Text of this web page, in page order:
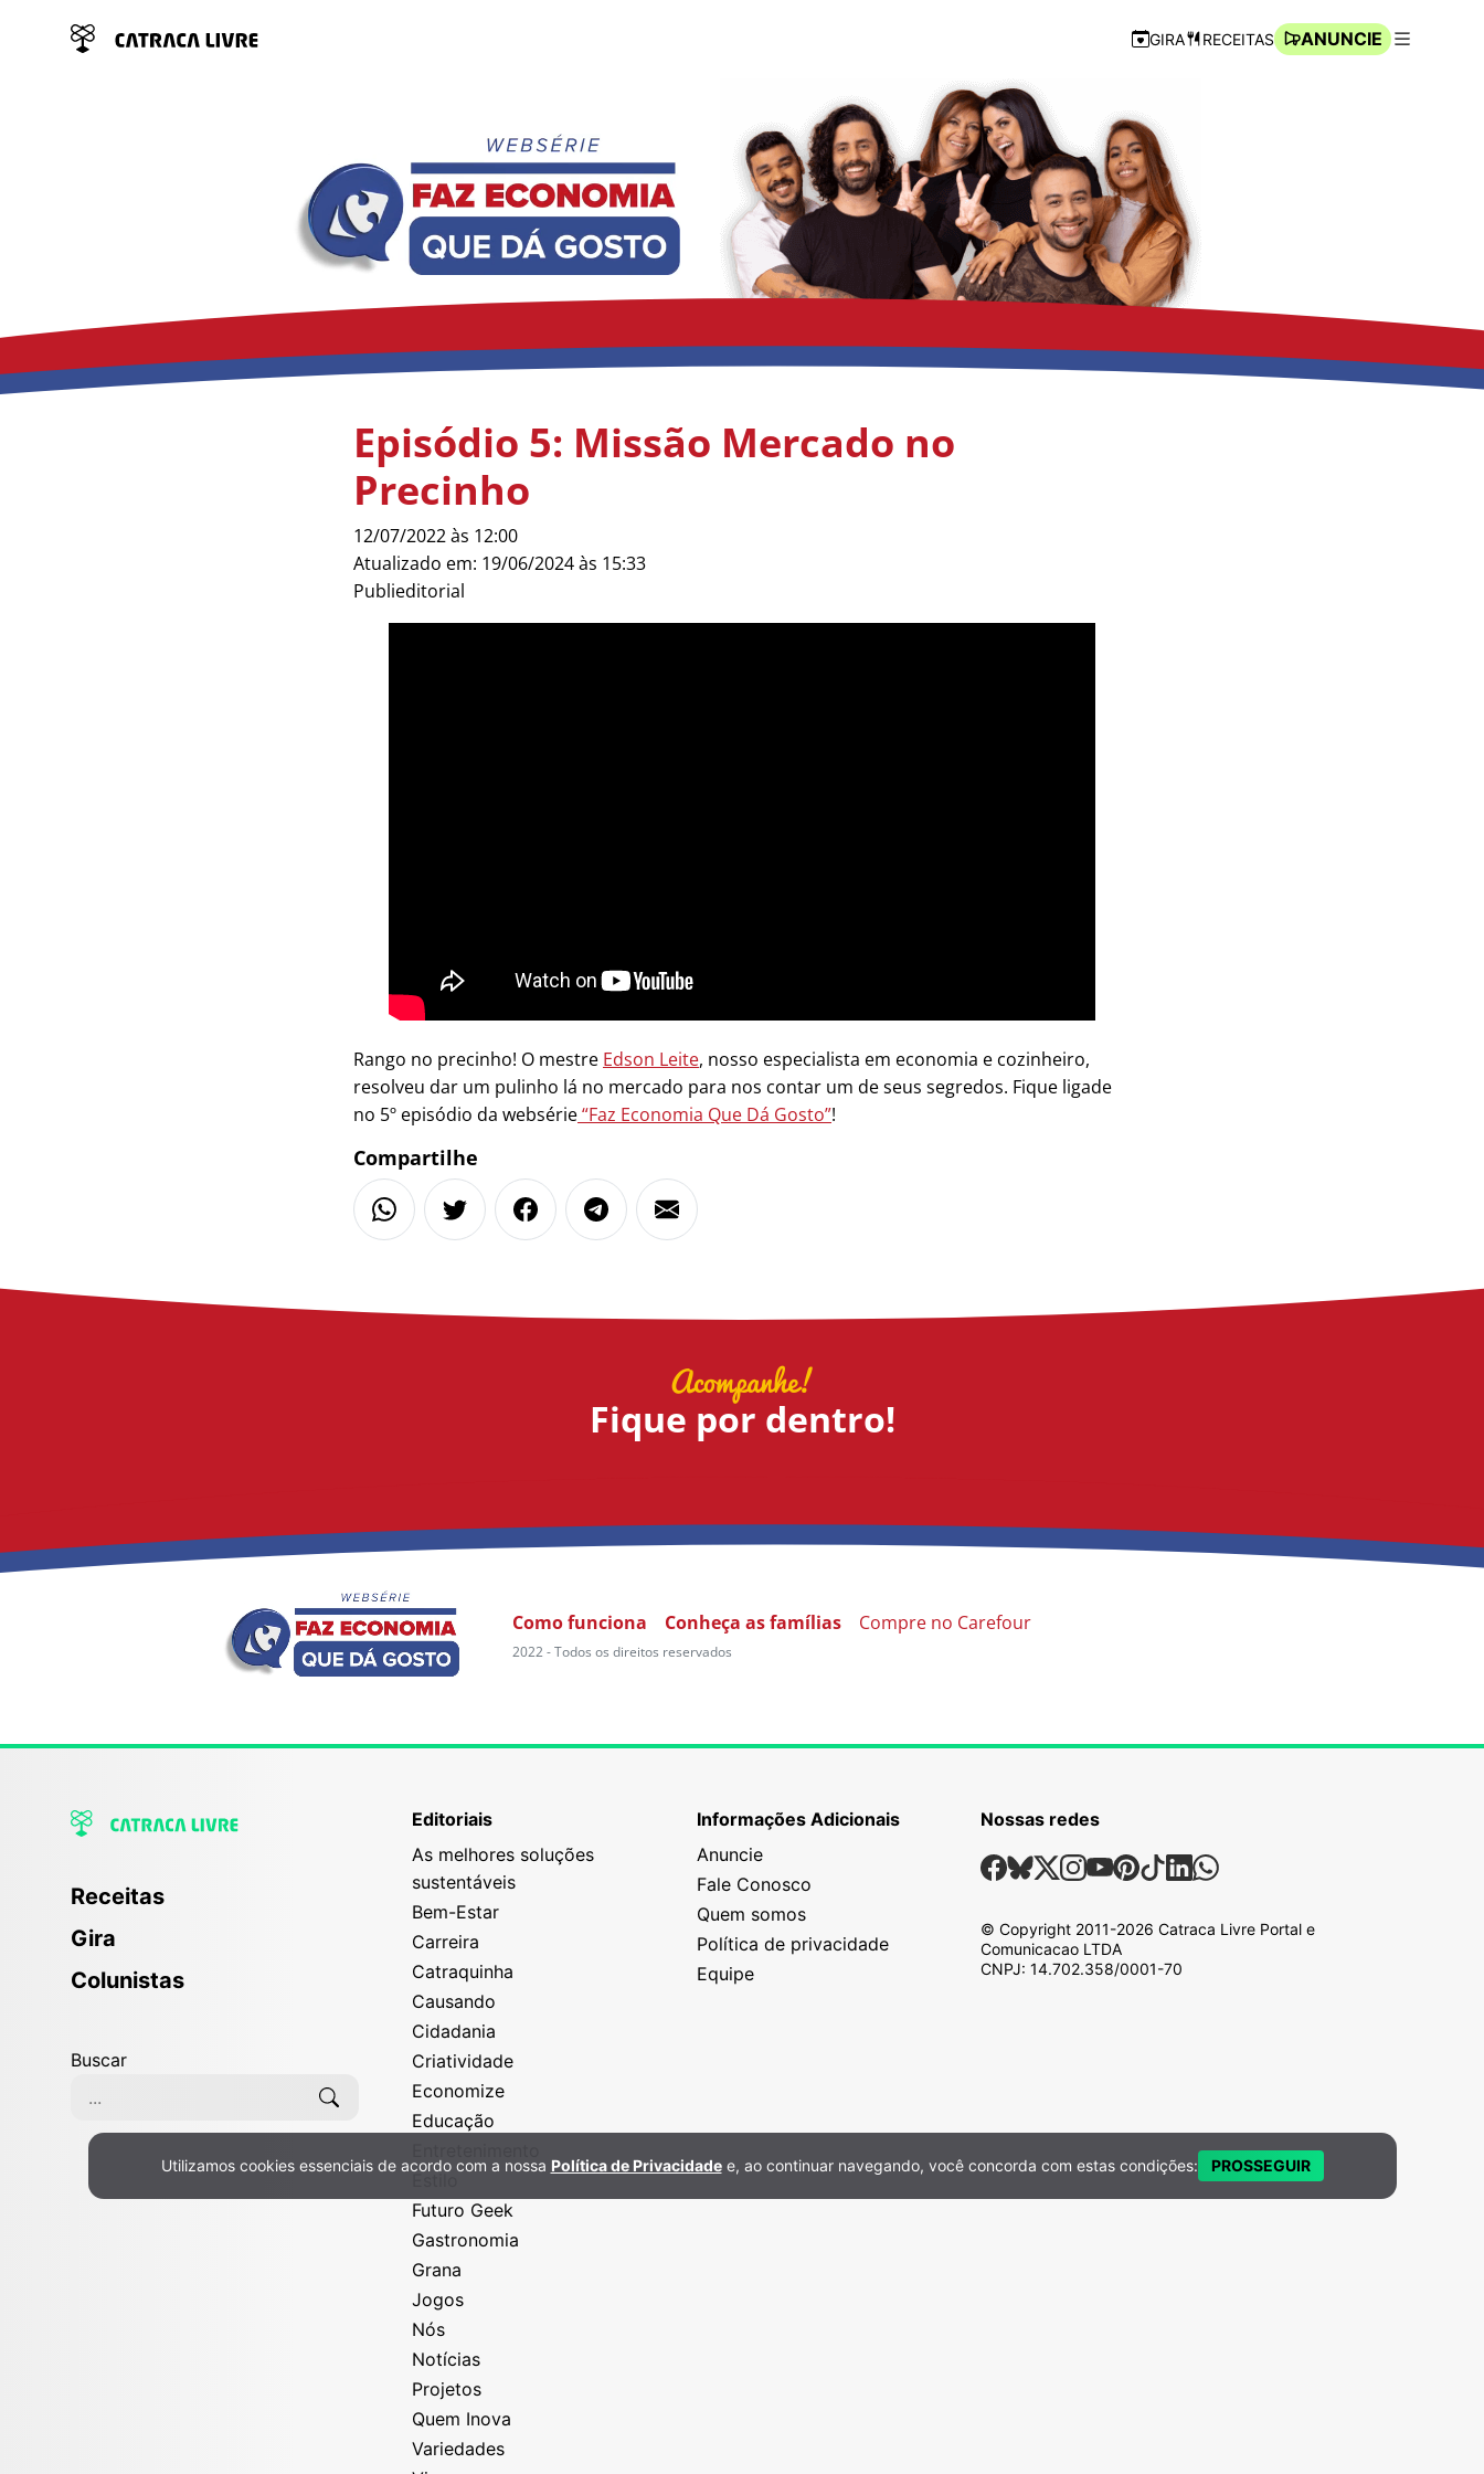
Navegação Rápida
GIRA RECEITAS
ANUNCIE
Episódio 5: Missão Mercado no
Precinho
12/07/2022 às 12:00
Atualizado em: 19/06/2024 às 15:33
Publieditorial
Rango no precinho! O mestre Edson Leite, nosso especialista em economia e cozinheiro,
resolveu dar um pulinho lá no mercado para nos contar um de seus segredos. Fique ligade
no 5º episódio da websérie“Faz Economia Que Dá Gosto”!
Compartilhe
Acompanhe!
Fique por dentro!
Como funciona Conheça as famílias Compre no Carefour
2022 - Todos os direitos reservados
Receitas
Gira
Colunistas
Buscar
Editoriais
As melhores soluções
sustentáveis
Bem-Estar
Carreira
Catraquinha
Causando
Cidadania
Criatividade
Economize
Educação
Futuro Geek
Gastronomia
Grana
Jogos
Nós
Notícias
Projetos
Quem Inova
Variedades
Informações Adicionais
Anuncie
Fale Conosco
Quem somos
Política de privacidade
Equipe
Nossas redes
Nossas Redes Sociais
Facebook
Bsky
X Instagram
Youtube
Pinterest
TiktokLinkedin
Whatsapp
© Copyright 2011-2026 Catraca Livre Portal e
Comunicacao LTDA
CNPJ: 14.702.358/0001-70
Política de Privacidade e Cookies
Utilizamos cookies essenciais de acordo com a nossa Política de Privacidadee, ao continuar navegando, você concorda com estas condições: PROSSEGUIR